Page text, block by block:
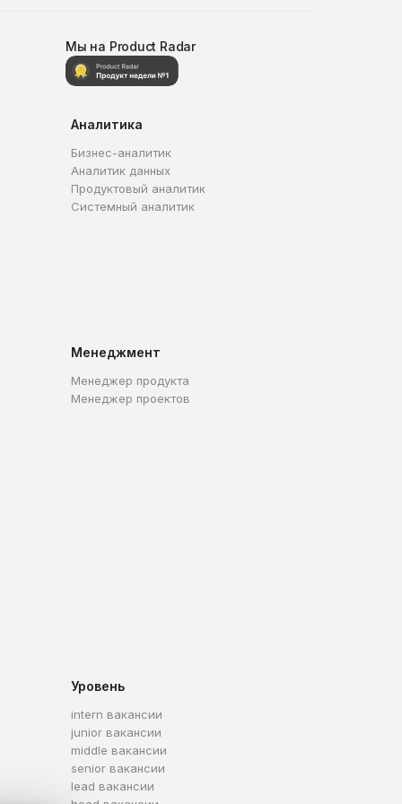
Мы на Product Radar
Аналитика
Бизнес-аналитик
Аналитик данных
Продуктовый аналитик
Системный аналитик
Менеджмент
Менеджер продукта
Менеджер проектов
Уровень
intern вакансии
junior вакансии
middle вакансии
senior вакансии
lead вакансии